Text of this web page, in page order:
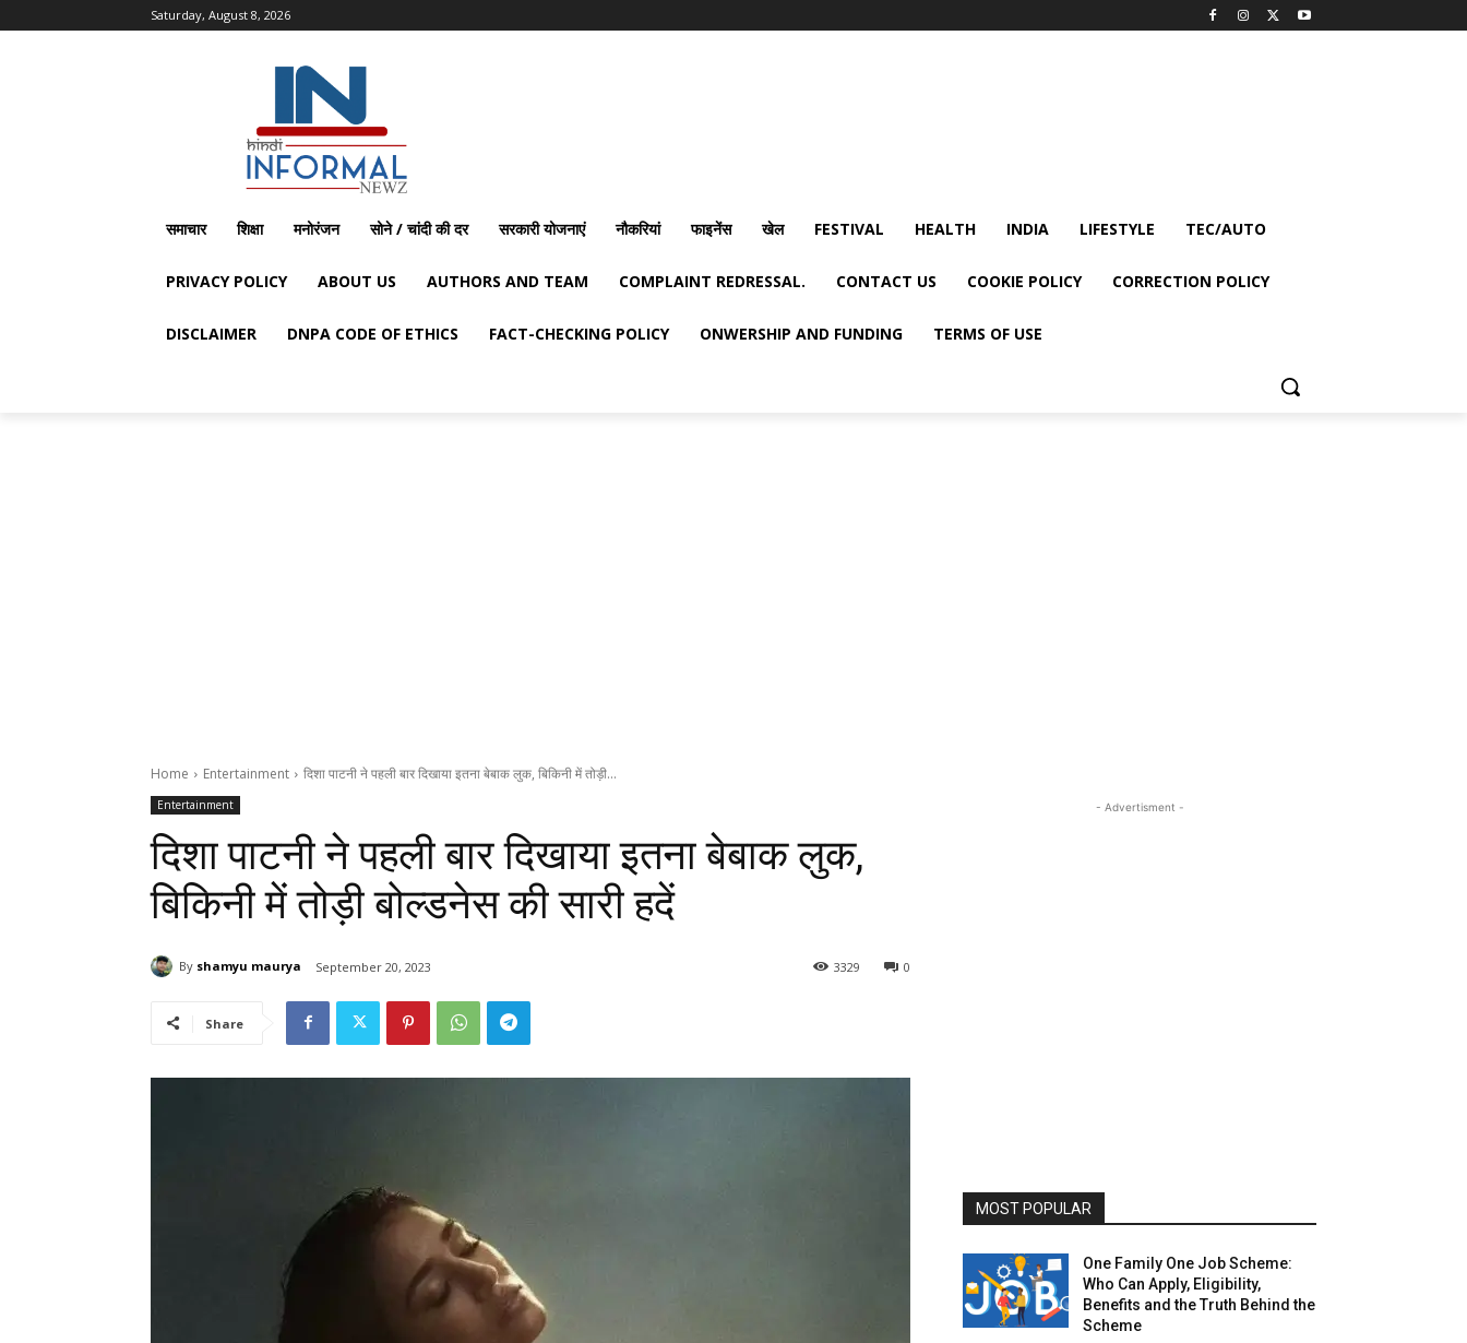
Saturday, August 8, 2026
समाचार शिक्षा मनोरंजन सोने / चांदी की दर सरकारी योजनाएं नौकरियां फाइनेंस खेल FESTIVAL HEALTH INDIA LIFESTYLE TEC/AUTO
PRIVACY POLICY ABOUT US AUTHORS AND TEAM COMPLAINT REDRESSAL. CONTACT US COOKIE POLICY CORRECTION POLICY
DISCLAIMER DNPA CODE OF ETHICS FACT-CHECKING POLICY ONWERSHIP AND FUNDING TERMS OF USE
Home Entertainment दिशा पाटनी ने पहली बार दिखाया इतना बेबाक लुक, बिकिनी में तोड़ी...
Entertainment
दिशा पाटनी ने पहली बार दिखाया इतना बेबाक लुक,
बिकिनी में तोड़ी बोल्डनेस की सारी हदें
By shamyu maurya September 20, 2023 0
3329
Share
- Advertisment -
MOST POPULAR
One Family One Job Scheme:
Who Can Apply, Eligibility,
Benefits and the Truth Behind the
Scheme